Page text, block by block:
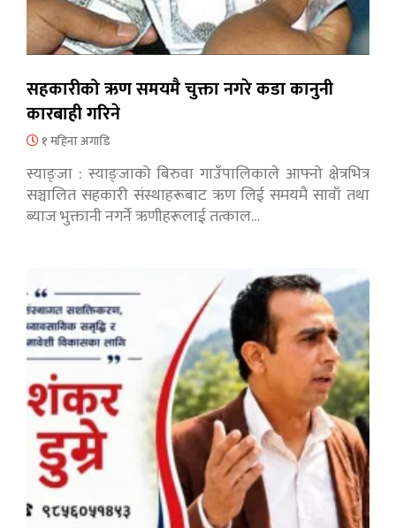
सहकारीको ऋण समयमै चुक्ता नगरे कडा कानुनी
कारबाही गरिने
१ महिना अगाडि
स्याङ्जा : स्याङ्जाको बिरुवा गाउँपालिकाले आफ्नो क्षेत्रभित्र
सञ्चालित सहकारी संस्थाहरूबाट ऋण लिई समयमै सावाँ तथा
ब्याज भुक्तानी नगर्ने ऋणीहरूलाई तत्काल…